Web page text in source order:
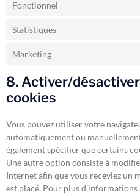
Fonctionnel
Statistiques
Marketing
8. Activer/
cookies
Vous pouvez utiliser votre
automatiquement ou
également spécifier que certains
Une autre option consiste à
Internet afin que vous receviez un
est placé. Pour plus